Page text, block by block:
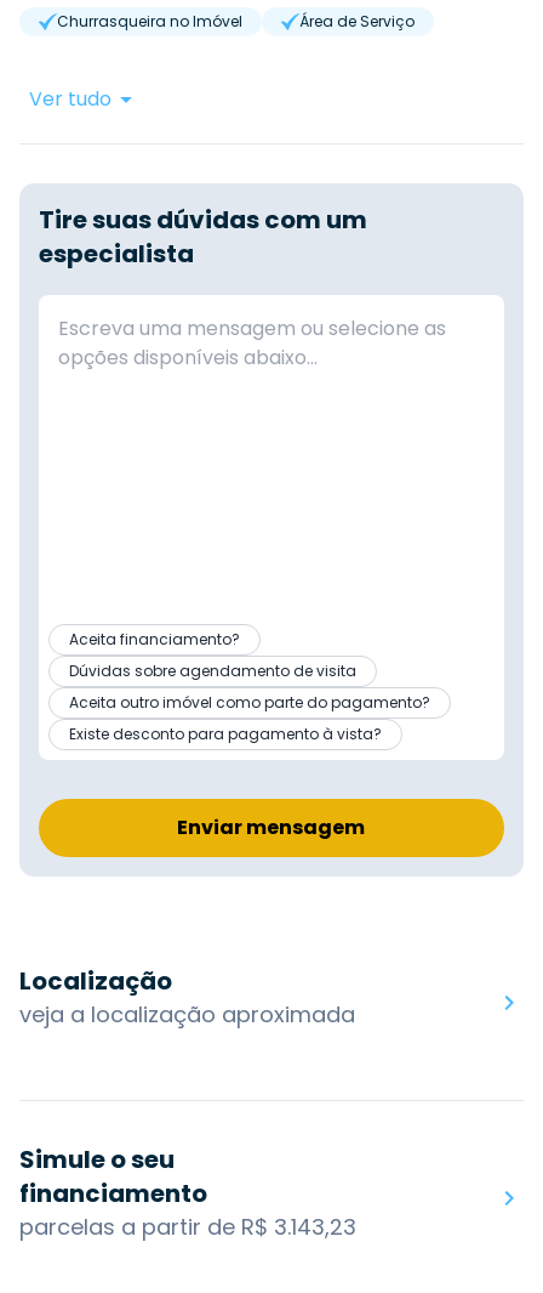
Churrasqueira no Imóvel Área de Serviço
Ver tudo
Tire suas dúvidas com um
especialista
Aceita financiamento?
Dúvidas sobre agendamento de visita
Aceita outro imóvel como parte do pagamento?
Existe desconto para pagamento à vista?
Enviar mensagem
Localização
veja a localização aproximada
Simule o seu
financiamento
parcelas a partir de R$ 3.143,23